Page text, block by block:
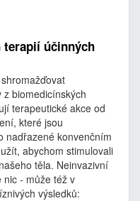
terapií účinných
z biomedicínských
terapeutické akce od
které jsou
nadřazené konvenčním
abychom stimulovali
těla. Neinvazivní
nic - může též v
výsledků: